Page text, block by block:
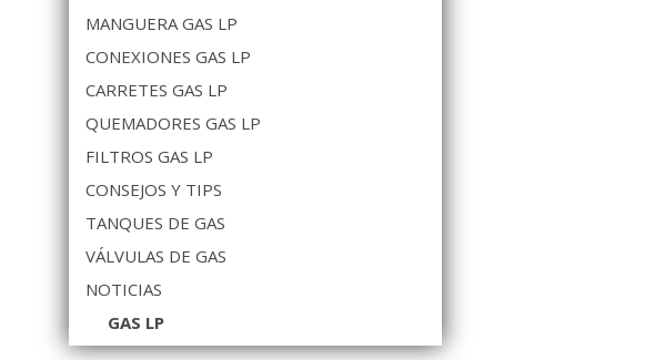
MANGUERA GAS LP
CONEXIONES GAS LP
CARRETES GAS LP
QUEMADORES GAS LP
FILTROS GAS LP
CONSEJOS Y TIPS
TANQUES DE GAS
VÁLVULAS DE GAS
NOTICIAS
GAS LP